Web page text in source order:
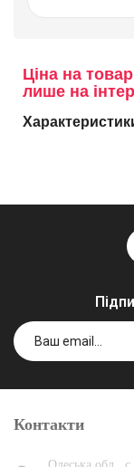
Ціна на
лише на
Контакти